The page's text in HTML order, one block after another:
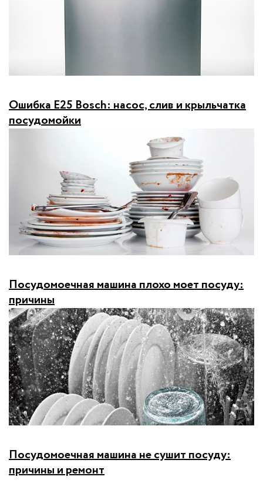
Ошибка E25 Bosch: насос, слив и крыльчатка
посудомойки
Посудомоечная машина плохо моет посуду:
причины
Посудомоечная машина не сушит посуду:
причины и ремонт